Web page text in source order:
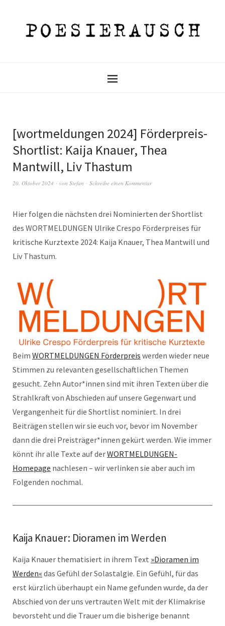
[wortmeldungen 2024] Förderpreis-
Shortlist: Kaija Knauer, Thea
Mantwill, Liv Thastum
20. Oktober 2024 von Stefan Schreibe einen Kommentar
Hier folgen die nächsten drei Nominierten der Shortlist
des WORTMELDUNGEN Ulrike Crespo Förderpreises für
kritische Kurztexte 2024: Kaija Knauer, Thea Mantwill und
Liv Thastum.
Beim WORTMELDUNGEN Förderpreis werden wieder neue
Stimmen zu relevanten gesellschaftlichen Themen
gesucht. Zehn Autor*innen sind mit ihren Texten über die
Strahlkraft von Abschieden auf unsere Gegenwart und
Vergangenheit für die Shortlist nominiert. In drei
Beiträgen stellen wir sie euch vor, bevor im November
dann die drei Preisträger*innen gekürt werden. Wie immer
könnt ihr alle Texte auf derWORTMELDUNGEN-
Homepage nachlesen – wir verlinken sie aber auch im
Folgenden nochmal.
Kaija Knauer: Dioramen im Werden
Kaija Knauer thematisiert in ihrem Text »Dioramen im
Werden« das Gefühl der Solastalgie. Ein Gefühl, für das
erst kürzlich überhaupt ein Name gefunden wurde, da der
Abschied von der uns vertrauten Welt mit der Klimakrise
bevorsteht und die Trauer um die bisherige benannt